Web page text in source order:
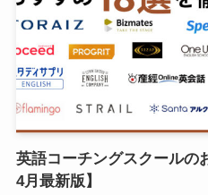
英語コーチングスクールの
4月最新版】